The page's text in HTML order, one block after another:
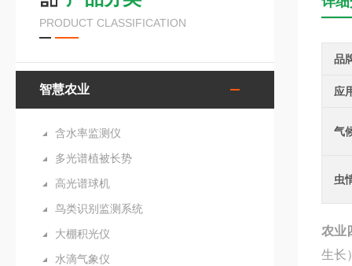
PRODUCT CLASSIFICATION
智慧农业
含水率监测仪
多光谱植被长势
高光谱球机
鸟类识别监测系统
大棚积光仪
水滴气象仪
品
应
气
虫
农业
生长